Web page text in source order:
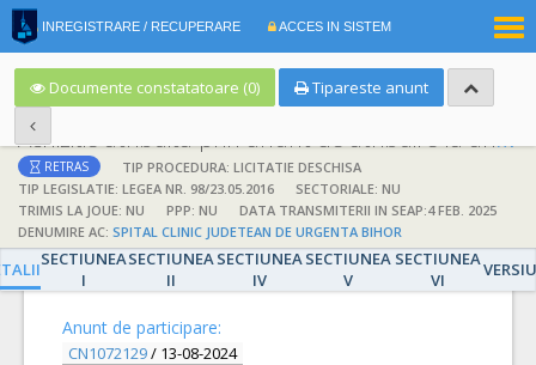
INREGISTRARE / RECUPERARE ACCES IN SISTEM
Documente constatatoare (0) Tipareste anunt
Achizitie atribuita prin anunt de atribuire la anunt de participare
RETRAS
TIP PROCEDURA: LICITATIE DESCHISA
TIP LEGISLATIE: LEGEA NR. 98/23.05.2016
SECTORIALE: NU
TRIMIS LA JOUE: NU
PPP: NU
DATA TRANSMITERII IN SEAP:4 FEB. 2025
DENUMIRE AC: SPITAL CLINIC JUDETEAN DE URGENTA BIHOR
SECTIUNEA
I
SECTIUNEA
II
SECTIUNEA
IV
SECTIUNEA
V
SECTIUNEA
VI
DETALII
Anunt de participare:
CN1072129/ 13-08-2024